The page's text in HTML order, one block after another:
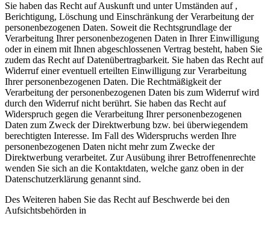
Sie haben das Recht auf Auskunft und unter Umständen auf ,
Berichtigung, Löschung und Einschränkung der Verarbeitung der
personenbezogenen Daten. Soweit die Rechtsgrundlage der
Verarbeitung Ihrer personenbezogenen Daten in Ihrer Einwilligung
oder in einem mit Ihnen abgeschlossenen Vertrag besteht, haben Sie
zudem das Recht auf Datenübertragbarkeit. Sie haben das Recht auf
Widerruf einer eventuell erteilten Einwilligung zur Verarbeitung
Ihrer personenbezogenen Daten. Die Rechtmäßigkeit der
Verarbeitung der personenbezogenen Daten bis zum Widerruf wird
durch den Widerruf nicht berührt. Sie haben das Recht auf
Widerspruch gegen die Verarbeitung Ihrer personenbezogenen
Daten zum Zweck der Direktwerbung bzw. bei überwiegendem
berechtigten Interesse. Im Fall des Widerspruchs werden Ihre
personenbezogenen Daten nicht mehr zum Zwecke der
Direktwerbung verarbeitet. Zur Ausübung ihrer Betroffenenrechte
wenden Sie sich an die Kontaktdaten, welche ganz oben in der
Datenschutzerklärung genannt sind.
Des Weiteren haben Sie das Recht auf Beschwerde bei den
Aufsichtsbehörden in